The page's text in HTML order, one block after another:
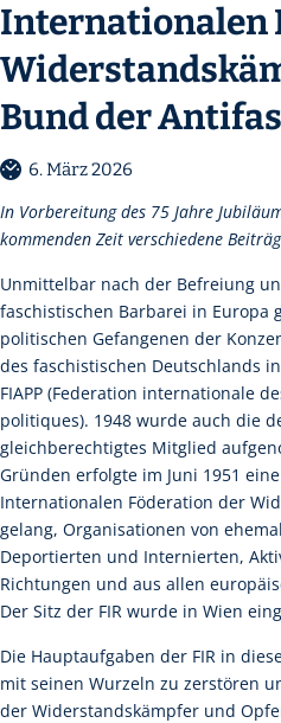
Internationalen
Bund der
6. März 2026
In Vorbereitung des 75 Jahre
kommenden Zeit verschiedene
Unmittelbar nach der Befreiung
faschistischen Barbarei in Europa
politischen Gefangenen der
des faschistischen Deutschlands
FIAPP (Federation internationale
politiques). 1948 wurde auch die
gleichberechtigtes Mitglied
Gründen erfolgte im Juni 1951
Internationalen Föderation der
gelang, Organisationen von
Deportierten und Internierten,
Richtungen und aus allen
Der Sitz der FIR wurde in Wien
Die Hauptaufgaben der FIR in
mit seinen Wurzeln zu zerstören
der Widerstandskämpfer und